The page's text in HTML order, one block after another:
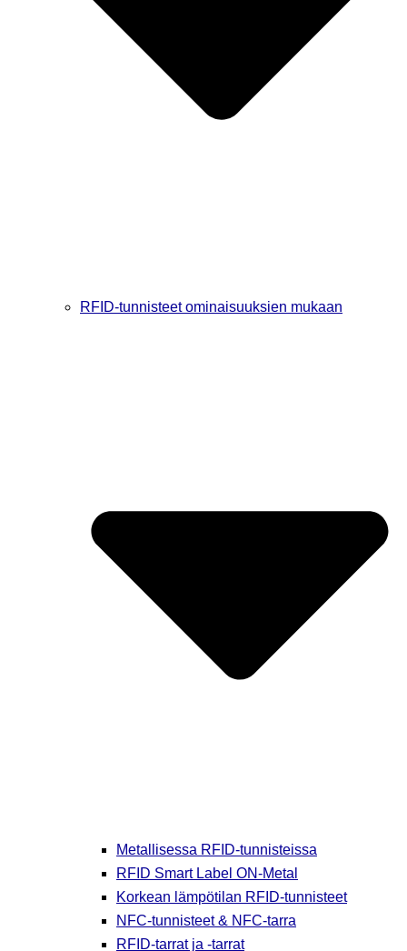
RFID-tunnisteet ominaisuuksien mukaan
Metallisessa RFID-tunnisteissa
RFID Smart Label ON-Metal
Korkean lämpötilan RFID-tunnisteet
NFC-tunnisteet & NFC-tarra
RFID-tarrat ja -tarrat